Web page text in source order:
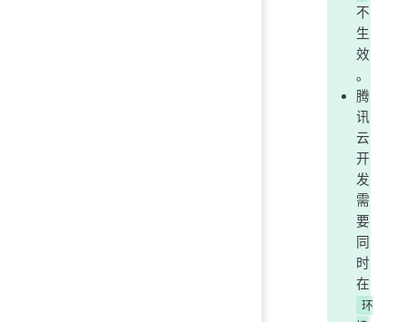
不
生
效
。
腾
讯
云
开
发
需
要
同
时
在
环